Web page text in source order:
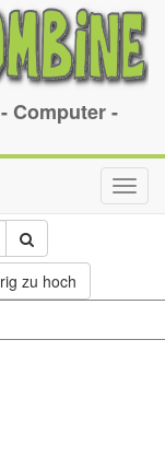
Computer -
zu hoch